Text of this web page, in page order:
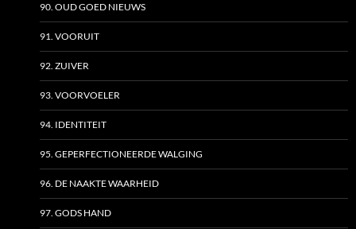
90. OUD GOED NIEUWS
91. VOORUIT
92. ZUIVER
93. VOORVOELER
94. IDENTITEIT
95. GEPERFECTIONEERDE WALGING
96. DE NAAKTE WAARHEID
97. GODS HAND